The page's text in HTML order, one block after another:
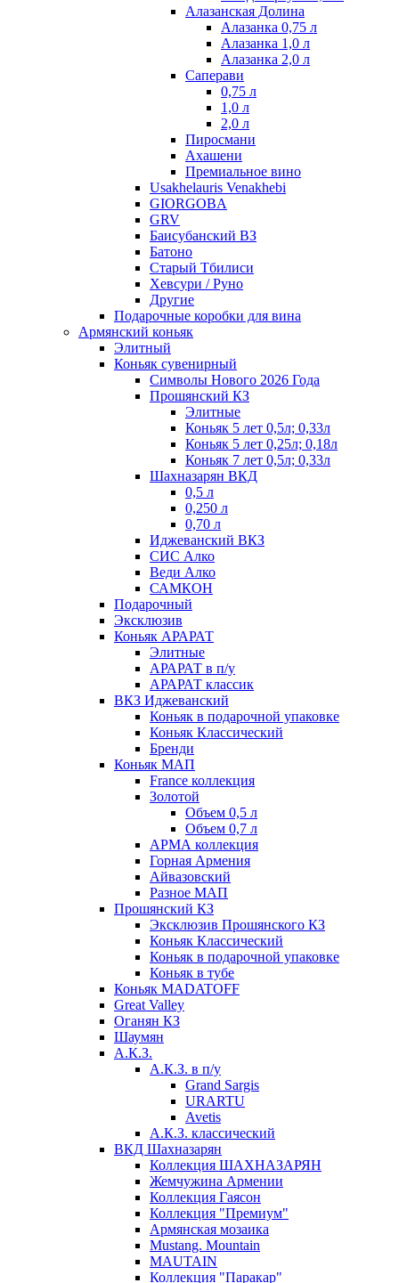
Алазанская Долина
Алазанка 0,75 л
Алазанка 1,0 л
Алазанка 2,0 л
Саперави
0,75 л
1,0 л
2,0 л
Пиросмани
Ахашени
Премиальное вино
Usakhelauris Venakhebi
GIORGOBA
GRV
Баисубанский ВЗ
Батоно
Старый Тбилиси
Хевсури / Руно
Другие
Подарочные коробки для вина
Армянский коньяк
Элитный
Коньяк сувенирный
Символы Нового 2026 Года
Прошянский КЗ
Элитные
Коньяк 5 лет 0,5л; 0,33л
Коньяк 5 лет 0,25л; 0,18л
Коньяк 7 лет 0,5л; 0,33л
Шахназарян ВКД
0,5 л
0,250 л
0,70 л
Иджеванский ВКЗ
СИС Алко
Веди Алко
САМКОН
Подарочный
Эксклюзив
Коньяк АРАРАТ
Элитные
АРАРАТ в п/у
АРАРАТ классик
ВКЗ Иджеванский
Коньяк в подарочной упаковке
Коньяк Классический
Бренди
Коньяк МАП
France коллекция
Золотой
Объем 0,5 л
Объем 0,7 л
АРМА коллекция
Горная Армения
Айвазовский
Разное МАП
Прошянский КЗ
Эксклюзив Прошянского КЗ
Коньяк Классический
Коньяк в подарочной упаковке
Коньяк в тубе
Коньяк MADATOFF
Great Valley
Оганян КЗ
Шаумян
А.К.З.
А.К.З. в п/у
Grand Sargis
URARTU
Avetis
А.К.З. классический
ВКД Шахназарян
Коллекция ШАХНАЗАРЯН
Жемчужина Армении
Коллекция Гаясон
Коллекция "Премиум"
Армянская мозаика
Mustang. Mountain
MAUTAIN
Коллекция "Паракар"